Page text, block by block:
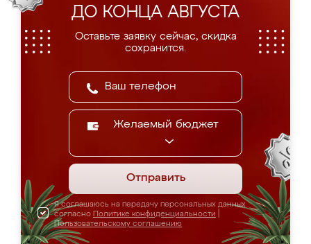
ДО КОНЦА АВГУСТА
Оставьте заявку сейчас, скидка
сохранится.
Желаемый бюджет
Отправить
Я соглашаюсь на передачу персональных данных
согласно Политике конфиденциальности
Пользовательскому соглашению